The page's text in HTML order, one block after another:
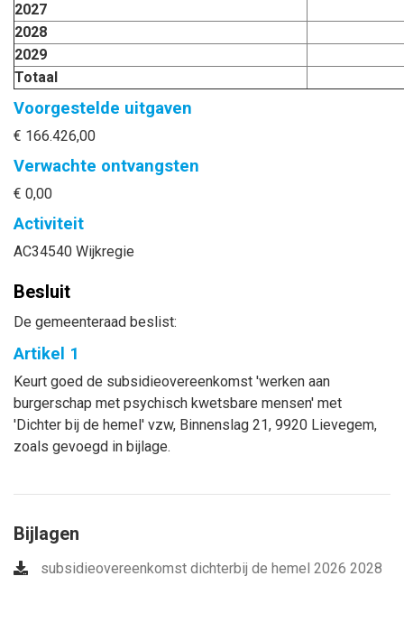
2027
2028
2029
Totaal
Voorgestelde uitgaven
€ 166.426,00
Verwachte ontvangsten
€ 0,00
Activiteit
AC34540 Wijkregie
Besluit
De gemeenteraad beslist:
Artikel 1
Keurt goed de subsidieovereenkomst 'werken aan
burgerschap met psychisch kwetsbare mensen' met
'Dichter bij de hemel' vzw, Binnenslag 21, 9920 Lievegem,
zoals gevoegd in bijlage.
Bijlagen
subsidieovereenkomst dichterbij de hemel 2026 2028